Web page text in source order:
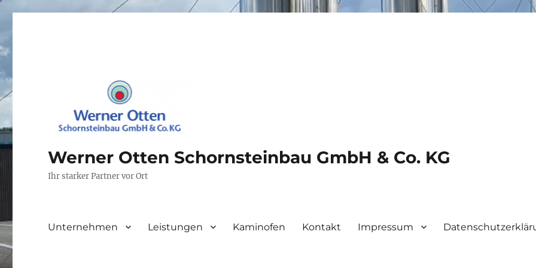
Werner Otten Schornsteinbau GmbH & Co. KG
Ihr starker Partner vor Ort
Unternehmen Leistungen Kaminofen Kontakt Impressum